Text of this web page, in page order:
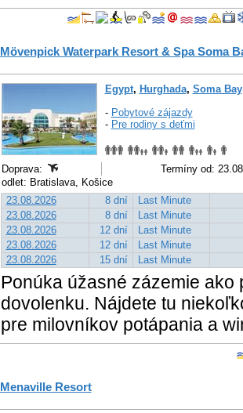
Mövenpick Waterpark Resort & Spa Soma
Egypt, Hurghada, Soma Bay
- Pobytové zájazdy
- Pre rodiny s deťmi
Doprava:
Termíny od:
odlet: Bratislava, Košice
23.08.2026
8 dní
Last Minute
23.08.2026
8 dní
Last Minute
23.08.2026
12 dní
Last Minute
23.08.2026
12 dní
Last Minute
23.08.2026
15 dní Last Minute
Ponúka úžasné zázemie
dovolenku. Nájdete tu
pre milovníkov potápania a
Menaville Resort